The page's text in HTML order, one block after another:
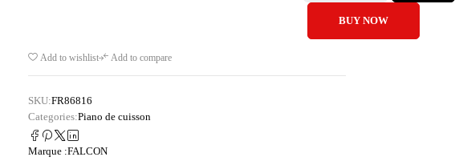
BUY NOW
Add to wishlist Add to compare
SKU:FR86816
Categories:Piano de cuisson
Marque :FALCON